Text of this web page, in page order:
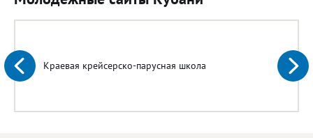
Краевая крейсерско-парусная школа